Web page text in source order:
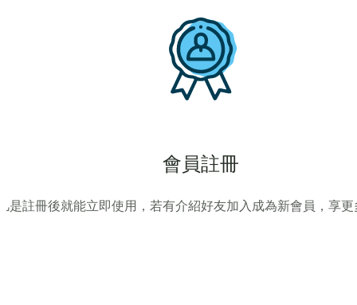
會員註冊
是註冊後就能立即使用，若有介紹好友加入成為新會員，享更